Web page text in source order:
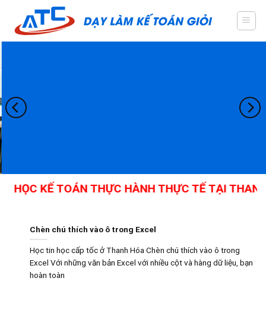
content
HỌC KẾ TOÁN THỰC HÀNH THỰC TẾ TẠI
Chèn chú thích vào ô trong Excel
Học tin học cấp tốc ở Thanh Hóa Chèn chú thích vào ô trong
Excel Với những văn bản Excel với nhiều cột và hàng dữ liệu, bạn
hoàn toàn